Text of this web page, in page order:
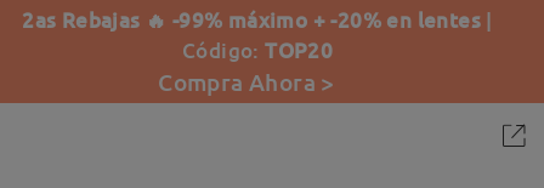
2as Rebajas 🔥 -99% máximo + -20% en lentes |
Código:TOP20
Compra Ahora >